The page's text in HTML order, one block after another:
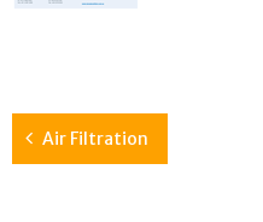
Air Filtration